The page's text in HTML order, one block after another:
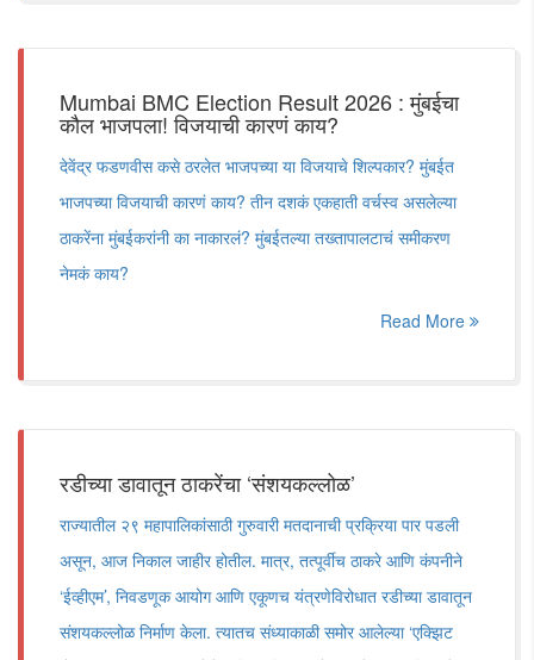
Mumbai BMC Election Result 2026 : मुंबईचा
कौल भाजपला! विजयाची कारणं काय?
देवेंद्र फडणवीस कसे ठरलेत भाजपच्या या विजयाचे शिल्पकार? मुंबईत
भाजपच्या विजयाची कारणं काय? तीन दशकं एकहाती वर्चस्व असलेल्या
ठाकरेंना मुंबईकरांनी का नाकारलं? मुंबईतल्या तख्तापालटाचं समीकरण
नेमकं काय?
Read More
रडीच्या डावातून ठाकरेंचा ‘संशयकल्लोळ’
राज्यातील २९ महापालिकांसाठी गुरुवारी मतदानाची प्रक्रिया पार पडली
असून, आज निकाल जाहीर होतील. मात्र, तत्पूर्वीच ठाकरे आणि कंपनीने
‘ईव्हीएम’, निवडणूक आयोग आणि एकूणच यंत्रणेविरोधात रडीच्या डावातून
संशयकल्लोळ निर्माण केला. त्यातच संध्याकाळी समोर आलेल्या ‘एक्झिट